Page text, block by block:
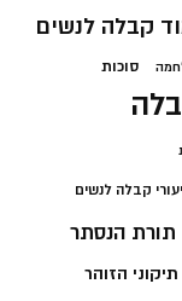
קבלה לנשים
סוכות
קבלה לנשים
תורת הנסתר
תיקוני הזוהר